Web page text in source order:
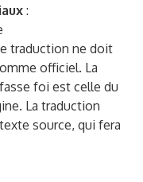
:
traduction ne doit
officiel. La
foi est celle du
La traduction
source, qui fera